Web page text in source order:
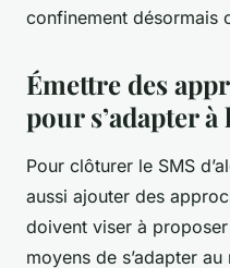
confinement désormais
Émettre des
pour s’adapter
Pour clôturer le SMS
aussi ajouter des
doivent viser à
moyens de s’adapter